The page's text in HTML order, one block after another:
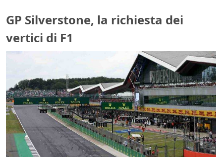
GP Silverstone, la richiesta dei
vertici di F1